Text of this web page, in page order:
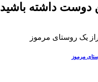
داشته باشید
مرموز